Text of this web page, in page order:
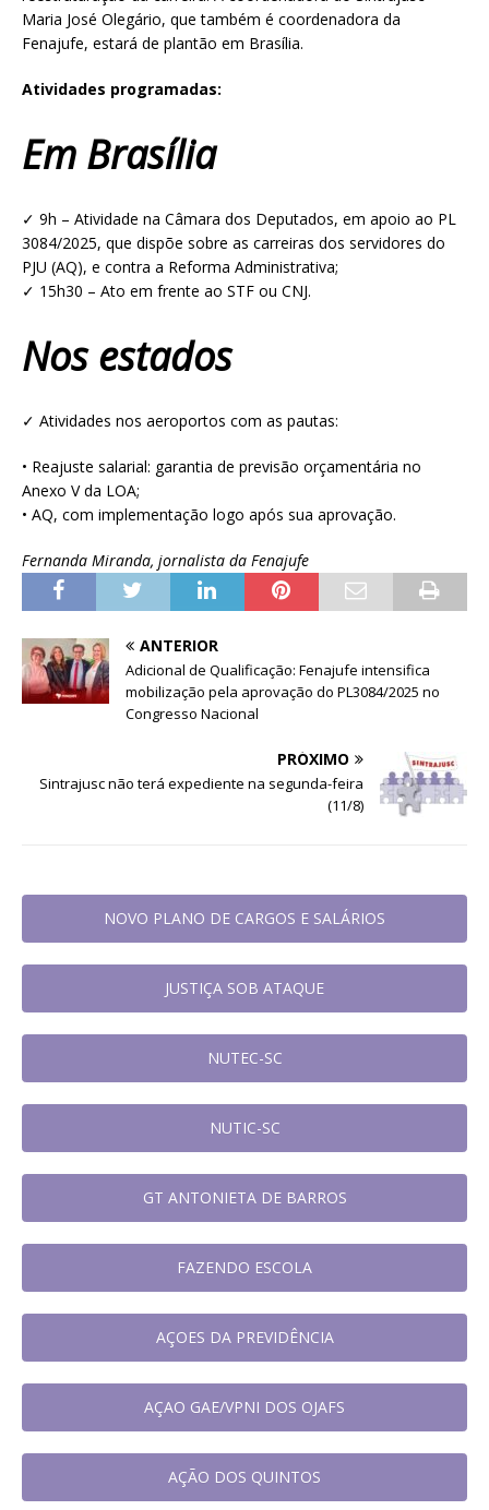
Maria José Olegário, que também é coordenadora da
Fenajufe, estará de plantão em Brasília.
Atividades programadas:
Em Brasília
✓ 9h – Atividade na Câmara dos Deputados, em apoio ao PL
3084/2025, que dispõe sobre as carreiras dos servidores do
PJU (AQ), e contra a Reforma Administrativa;
✓ 15h30 – Ato em frente ao STF ou CNJ.
Nos estados
✓ Atividades nos aeroportos com as pautas:
• Reajuste salarial: garantia de previsão orçamentária no
Anexo V da LOA;
• AQ, com implementação logo após sua aprovação.
Fernanda Miranda, jornalista da Fenajufe
ANTERIOR
Adicional de Qualificação: Fenajufe intensifica
mobilização pela aprovação do PL3084/2025 no
Congresso Nacional
PRÓXIMO
Sintrajusc não terá expediente na segunda-feira
(11/8)
NOVO PLANO DE CARGOS E SALÁRIOS
JUSTIÇA SOB ATAQUE
NUTEC-SC
NUTIC-SC
GT ANTONIETA DE BARROS
FAZENDO ESCOLA
AÇOES DA PREVIDÊNCIA
AÇAO GAE/VPNI DOS OJAFS
AÇÃO DOS QUINTOS